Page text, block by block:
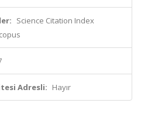
Science Citation Index
Adresli: Hayır